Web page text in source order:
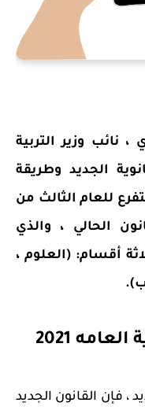
نائب وزير التربية
الجديد وطريقة
للعام الثالث من
الحالي ، والذي
أقسام: (العلوم ،
2021
، فإن القانون الجديد